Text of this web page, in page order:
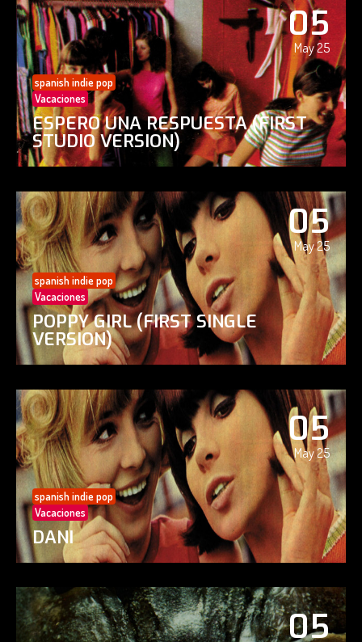
05
May 25
spanish indie pop
Vacaciones
ESPERO UNA RESPUESTA (FIRST
STUDIO VERSION)
05
May 25
spanish indie pop
Vacaciones
POPPY GIRL (FIRST SINGLE
VERSION)
05
May 25
spanish indie pop
Vacaciones
DANI
05